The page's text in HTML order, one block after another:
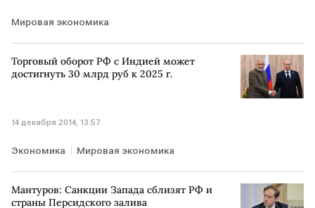
Мировая экономика
Торговый оборот РФ с Индией может
достигнуть 30 млрд руб к 2025 г.
14 декабря 2014, 13:57
Экономика Мировая экономика
Мантуров: Санкции Запада сблизят РФ и
страны Персидского залива